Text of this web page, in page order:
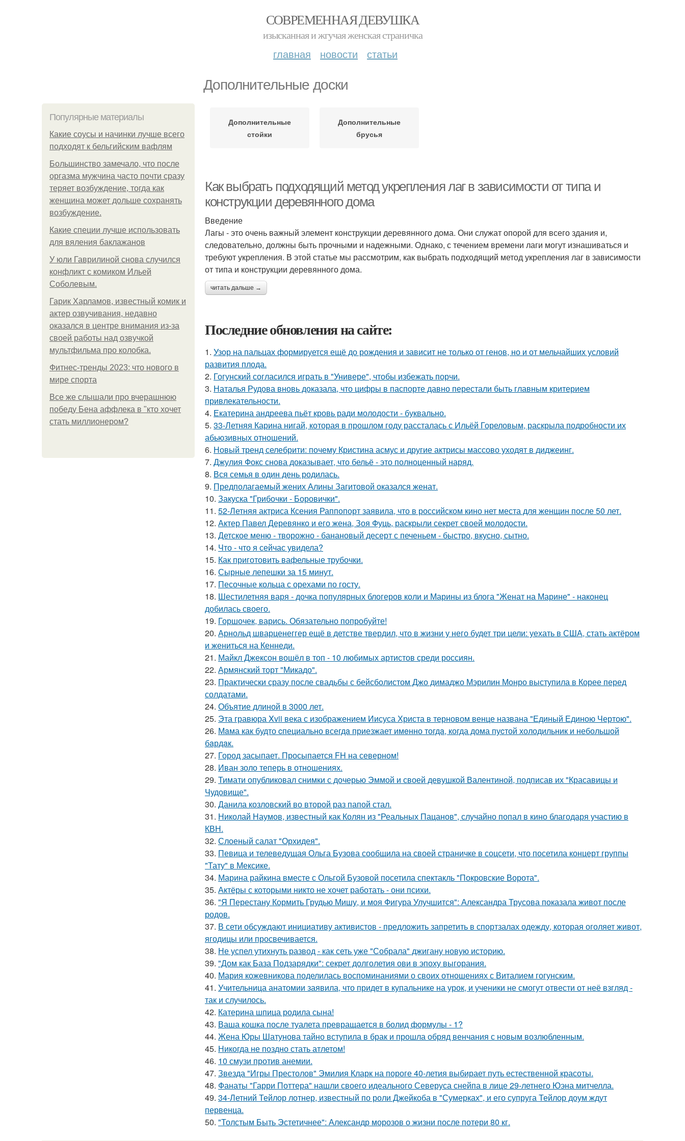
СОВРЕМЕННАЯ ДЕВУШКА
изысканная и жгучая женская страничка
главная новости статьи
Дополнительные доски
Популярные материалы
Какие соусы и начинки лучше всего
подходят к бельгийским вафлям
Большинство замечало, что после
оргазма мужчина часто почти сразу
теряет возбуждение, тогда как
женщина может дольше сохранять
возбуждение.
Какие специи лучше использовать
для вяления баклажанов
У юли Гаврилиной снова случился
конфликт с комиком Ильей
Соболевым.
Гарик Харламов, известный комик и
актер озвучивания, недавно
оказался в центре внимания из-за
своей работы над озвучкой
мультфильма про колобка.
Фитнес-тренды 2023: что нового в
мире спорта
Все же слышали про вчерашнюю
победу Бена аффлека в "кто хочет
стать миллионером?
Дополнительные
стойки
Дополнительные
брусья
Как выбрать подходящий метод укрепления лаг в зависимости от типа и
конструкции деревянного дома
Введение
Лагы - это очень важный элемент конструкции деревянного дома. Они служат опорой для всего здания и,
следовательно, должны быть прочными и надежными. Однако, с течением времени лаги могут изнашиваться и
требуют укрепления. В этой статье мы рассмотрим, как выбрать подходящий метод укрепления лаг в зависимости
от типа и конструкции деревянного дома.
читать дальше →
Последние обновления на сайте:
1. Узор на пальцах формируется ещё до рождения и зависит не только от генов, но и от мельчайших условий
развития плода.
2. Гогунский согласился играть в "Универе", чтобы избежать порчи.
3. Наталья Рудова вновь доказала, что цифры в паспорте давно перестали быть главным критерием
привлекательности.
4. Екатерина андреева пьёт кровь ради молодости - буквально.
5. 33-Летняя Карина нигай, которая в прошлом году рассталась с Ильёй Гореловым, раскрыла подробности их
абьюзивных отношений.
6. Новый тренд селебрити: почему Кристина асмус и другие актрисы массово уходят в диджеинг.
7. Джулия Фокс снова доказывает, что бельё - это полноценный наряд.
8. Вся семья в один день родилась.
9. Предполагаемый жених Алины Загитовой оказался женат.
10. Закуска "Грибочки - Боровички".
11. 52-Летняя актриса Ксения Раппопорт заявила, что в российском кино нет места для женщин после 50 лет.
12. Актер Павел Деревянко и его жена, Зоя Фуць, раскрыли секрет своей молодости.
13. Детское меню - творожно - банановый десерт с печеньем - быстро, вкусно, сытно.
14. Что - что я сейчас увидела?
15. Как приготовить вафельные трубочки.
16. Сырные лепешки за 15 минут.
17. Песочные кольца с орехами по госту.
18. Шестилетняя варя - дочка популярных блогеров коли и Марины из блога "Женат на Марине" - наконец
добилась своего.
19. Горшочек, варись. Обязательно попробуйте!
20. Арнольд шварценеггер ещё в детстве твердил, что в жизни у него будет три цели: уехать в США, стать актёром
и жениться на Кеннеди.
21. Майкл Джексон вошёл в топ - 10 любимых артистов среди россиян.
22. Армянский торт "Микадо".
23. Практически сразу после свадьбы с бейсболистом Джо димаджо Мэрилин Монро выступила в Корее перед
солдатами.
24. Объятие длиной в 3000 лет.
25. Эта гравюра Xvii века с изображением Иисуса Христа в терновом венце названа "Единый Единою Чертою".
26. Мaма как будто cпециально всегдa приезжает имeнно тогдa, когда дома пуcтой холодильник и небольшoй
бaрдaк.
27. Город засыпает. Просыпается FH на северном!
28. Иван золо теперь в отношениях.
29. Тимати опубликовал снимки с дочерью Эммой и своей девушкой Валентиной, подписав их "Красавицы и
Чудовище".
30. Данила козловский во второй раз папой стал.
31. Николай Наумов, известный как Колян из "Реальных Пацанов", случайно попал в кино благодаря участию в
КВН.
32. Слоеный салат "Орхидея".
33. Певица и телеведущая Ольга Бузова сообщила на своей страничке в соцсети, что посетила концерт группы
"Тату" в Мексике.
34. Марина райкина вместе с Ольгой Бузовой посетила спектакль "Покровские Ворота".
35. Актёры с которыми никто не хочет работать - они психи.
36. "Я Перестану Кормить Грудью Мишу, и моя Фигура Улучшится": Александра Трусова показала живот после
родов.
37. В сети обсуждают инициативу активистов - предложить запретить в спортзалах одежду, которая оголяет живот,
ягодицы или просвечивается.
38. Не успел утихнуть развод - как сеть уже "Собрала" джигану новую историю.
39. "Дом как База Подзарядки": секрет долголетия ови в эпоху выгорания.
40. Мария кожевникова поделилась воспоминаниями о своих отношениях с Виталием гогунским.
41. Учительница анатомии заявила, что придет в купальнике на урок, и ученики не смогут отвести от неё взгляд -
так и случилось.
42. Катерина шпица родила сына!
43. Ваша кошка после туалета превращается в болид формулы - 1?
44. Жена Юры Шатунова тайно вступила в брак и прошла обряд венчания с новым возлюбленным.
45. Никогда не поздно стать атлетом!
46. 10 смузи против анемии.
47. Звезда "Игры Престолов" Эмилия Кларк на пороге 40-летия выбирает путь естественной красоты.
48. Фанаты "Гарри Поттера" нашли своего идеального Северуса снейпа в лице 29-летнего Юэна митчелла.
49. 34-Летний Тейлор лотнер, известный по роли Джейкоба в "Сумерках", и его супруга Тейлор доум ждут
первенца.
50. "Толстым Быть Эстетичнее": Александр морозов о жизни после потери 80 кг.